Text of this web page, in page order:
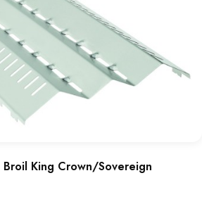
King Crown/Sovereign